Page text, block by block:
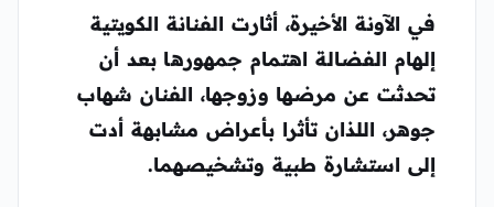
في الآونة الأخيرة، أثارت الفنانة الكويتية
إلهام الفضالة اهتمام جمهورها بعد أن
تحدثت عن مرضها وزوجها، الفنان شهاب
جوهر، اللذان تأثرا بأعراض مشابهة أدت
إلى استشارة طبية وتشخيصهما.